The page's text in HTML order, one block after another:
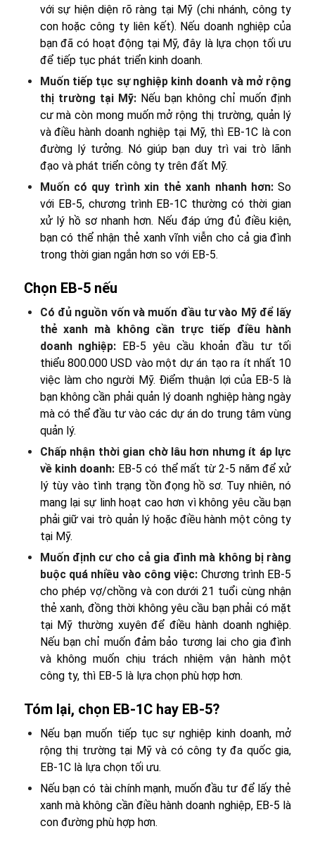
với sự hiện diện rõ ràng tại Mỹ (chi nhánh, công ty
con hoặc công ty liên kết). Nếu doanh nghiệp của
bạn đã có hoạt động tại Mỹ, đây là lựa chọn tối ưu
để tiếp tục phát triển kinh doanh.
Muốn tiếp tục sự nghiệp kinh doanh và mở rộng
thị trường tại Mỹ:Nếu bạn không chỉ muốn định
cư mà còn mong muốn mở rộng thị trường, quản lý
và điều hành doanh nghiệp tại Mỹ, thì EB-1C là con
đường lý tưởng. Nó giúp bạn duy trì vai trò lãnh
đạo và phát triển công ty trên đất Mỹ.
Muốn có quy trình xin thẻ xanh nhanh hơn:So
với EB-5, chương trình EB-1C thường có thời gian
xử lý hồ sơ nhanh hơn. Nếu đáp ứng đủ điều kiện,
bạn có thể nhận thẻ xanh vĩnh viễn cho cả gia đình
trong thời gian ngắn hơn so với EB-5.
Chọn EB-5 nếu
Có đủ nguồn vốn và muốn đầu tư vào Mỹ để lấy
thẻ xanh mà không cần trực tiếp điều hành
doanh nghiệp: EB-5 yêu cầu khoản đầu tư tối
thiểu 800.000 USD vào một dự án tạo ra ít nhất 10
việc làm cho người Mỹ. Điểm thuận lợi của EB-5 là
bạn không cần phải quản lý doanh nghiệp hàng ngày
mà có thể đầu tư vào các dự án do trung tâm vùng
quản lý.
Chấp nhận thời gian chờ lâu hơn nhưng ít áp lực
về kinh doanh: EB-5 có thể mất từ 2-5 năm để xử
lý tùy vào tình trạng tồn đọng hồ sơ. Tuy nhiên, nó
mang lại sự linh hoạt cao hơn vì không yêu cầu bạn
phải giữ vai trò quản lý hoặc điều hành một công ty
tại Mỹ.
Muốn định cư cho cả gia đình mà không bị ràng
buộc quá nhiều vào công việc: Chương trình EB-5
cho phép vợ/chồng và con dưới 21 tuổi cùng nhận
thẻ xanh, đồng thời không yêu cầu bạn phải có mặt
tại Mỹ thường xuyên để điều hành doanh nghiệp.
Nếu bạn chỉ muốn đảm bảo tương lai cho gia đình
và không muốn chịu trách nhiệm vận hành một
công ty, thì EB-5 là lựa chọn phù hợp hơn.
Tóm lại, chọn EB-1C hay EB-5?
Nếu bạn muốn tiếp tục sự nghiệp kinh doanh, mở
rộng thị trường tại Mỹ và có công ty đa quốc gia,
EB-1C là lựa chọn tối ưu.
Nếu bạn có tài chính mạnh, muốn đầu tư để lấy thẻ
xanh mà không cần điều hành doanh nghiệp, EB-5 là
con đường phù hợp hơn.